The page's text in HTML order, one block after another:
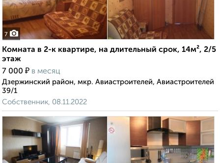
7
Комната в 2-к квартире, на длительный срок, 14м², 2/5
этаж
7 000 ₽ в месяц
Дзержинский район, мкр. Авиастроителей, Авиастроителей
39/1
Собственник, 08.11.2022